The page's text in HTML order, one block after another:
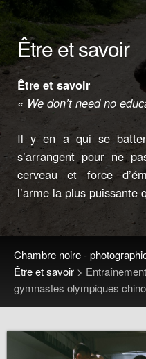
Être et savoir
Être et savoir
« We don’t need no
Il y en a qui se
s’arrangent pour ne
cerveau et force
l’arme la plus puissante
Chambre noire -
Être et savoir >
gymnastes olympiques